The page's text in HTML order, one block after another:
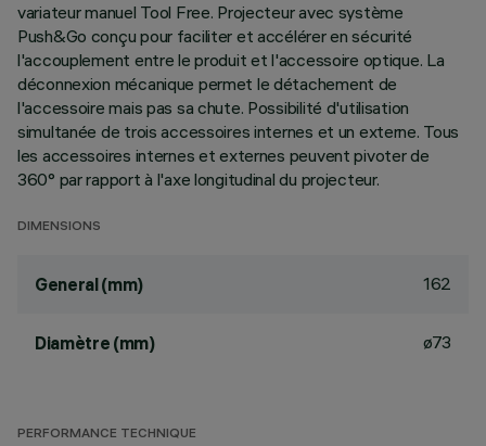
variateur manuel Tool Free. Projecteur avec système
Push&Go conçu pour faciliter et accélérer en sécurité
l'accouplement entre le produit et l'accessoire optique. La
déconnexion mécanique permet le détachement de
l'accessoire mais pas sa chute. Possibilité d'utilisation
simultanée de trois accessoires internes et un externe. Tous
les accessoires internes et externes peuvent pivoter de
360° par rapport à l'axe longitudinal du projecteur.
DIMENSIONS
General (mm) 162
Diamètre (mm) ø73
PERFORMANCE TECHNIQUE